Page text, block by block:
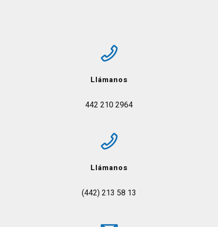
Llámanos
442 210 2964
Llámanos
(442) 213 58 13